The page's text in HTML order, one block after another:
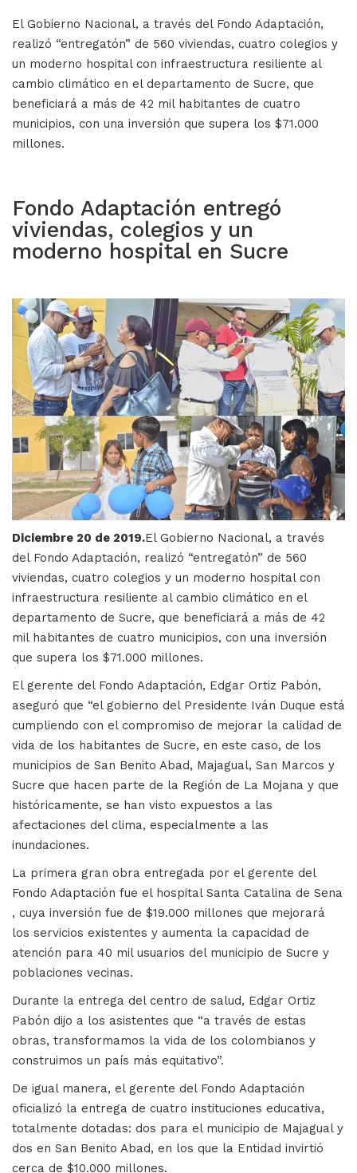
El Gobierno Nacional, a través del Fondo Adaptación,
realizó “entregatón” de 560 viviendas, cuatro colegios y
un moderno hospital con infraestructura resiliente al
cambio climático en el departamento de Sucre, que
beneficiará a más de 42 mil habitantes de cuatro
municipios, con una inversión que supera los $71.000
millones.
Fondo Adaptación entregó
viviendas, colegios y un
moderno hospital en Sucre
Diciembre 20 de 2019.El Gobierno Nacional, a través
del Fondo Adaptación, realizó “entregatón” de 560
viviendas, cuatro colegios y un moderno hospital con
infraestructura resiliente al cambio climático en el
departamento de Sucre, que beneficiará a más de 42
mil habitantes de cuatro municipios, con una inversión
que supera los $71.000 millones.
El gerente del Fondo Adaptación, Edgar Ortiz Pabón,
aseguró que “el gobierno del Presidente Iván Duque está
cumpliendo con el compromiso de mejorar la calidad de
vida de los habitantes de Sucre, en este caso, de los
municipios de San Benito Abad, Majagual, San Marcos y
Sucre que hacen parte de la Región de La Mojana y que
históricamente, se han visto expuestos a las
afectaciones del clima, especialmente a las
inundaciones.
La primera gran obra entregada por el gerente del
Fondo Adaptación fue el hospital Santa Catalina de Sena
, cuya inversión fue de $19.000 millones que mejorará
los servicios existentes y aumenta la capacidad de
atención para 40 mil usuarios del municipio de Sucre y
poblaciones vecinas.
Durante la entrega del centro de salud, Edgar Ortiz
Pabón dijo a los asistentes que “a través de estas
obras, transformamos la vida de los colombianos y
construimos un país más equitativo”.
De igual manera, el gerente del Fondo Adaptación
oficializó la entrega de cuatro instituciones educativa,
totalmente dotadas: dos para el municipio de Majagual y
dos en San Benito Abad, en los que la Entidad invirtió
cerca de $10.000 millones.